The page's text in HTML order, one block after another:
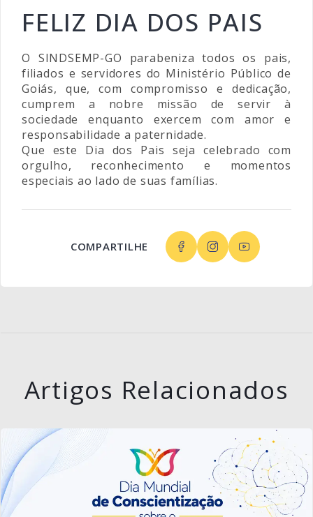
FELIZ DIA DOS PAIS
O SINDSEMP-GO parabeniza todos os pais,
filiados e servidores do Ministério Público de
Goiás, que, com compromisso e dedicação,
cumprem a nobre missão de servir à
sociedade enquanto exercem com amor e
responsabilidade a paternidade.
Que este Dia dos Pais seja celebrado com
orgulho, reconhecimento e momentos
especiais ao lado de suas famílias.
COMPARTILHE
Artigos Relacionados